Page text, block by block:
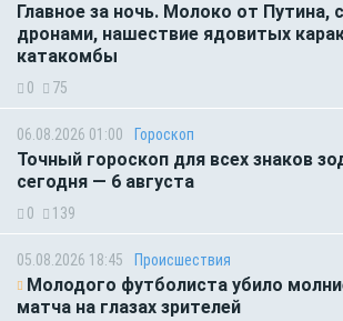
Главное за ночь. Молоко от Путина,
дронами, нашествие ядовитых
катакомбы
0 75
06.08.2026 01:00 Гороскоп
Точный гороскоп для всех знаков
сегодня — 6 августа
0 139
05.08.2026 18:45 Происшествия
Молодого футболиста убило
матча на глазах зрителей